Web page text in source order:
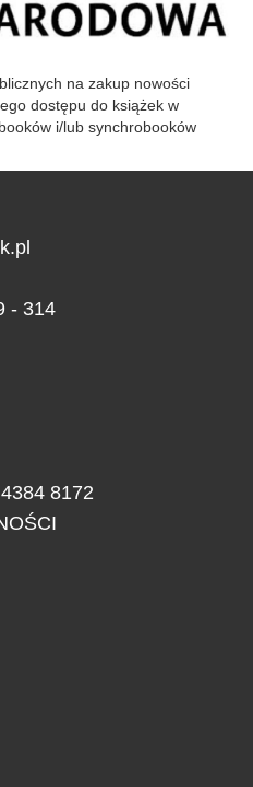
na zakup nowości
dostępu do książek w
i/lub synchrobooków
- 314
8172